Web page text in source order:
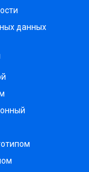
данных